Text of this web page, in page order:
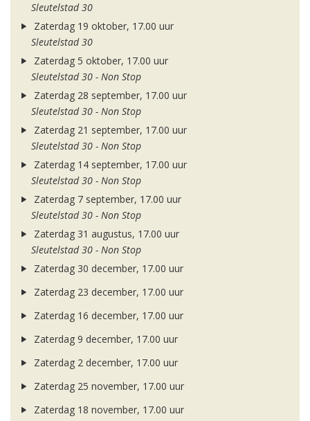
Sleutelstad 30
Zaterdag 19 oktober, 17.00 uur
Sleutelstad 30
Zaterdag 5 oktober, 17.00 uur
Sleutelstad 30 - Non Stop
Zaterdag 28 september, 17.00 uur
Sleutelstad 30 - Non Stop
Zaterdag 21 september, 17.00 uur
Sleutelstad 30 - Non Stop
Zaterdag 14 september, 17.00 uur
Sleutelstad 30 - Non Stop
Zaterdag 7 september, 17.00 uur
Sleutelstad 30 - Non Stop
Zaterdag 31 augustus, 17.00 uur
Sleutelstad 30 - Non Stop
Zaterdag 30 december, 17.00 uur
Zaterdag 23 december, 17.00 uur
Zaterdag 16 december, 17.00 uur
Zaterdag 9 december, 17.00 uur
Zaterdag 2 december, 17.00 uur
Zaterdag 25 november, 17.00 uur
Zaterdag 18 november, 17.00 uur